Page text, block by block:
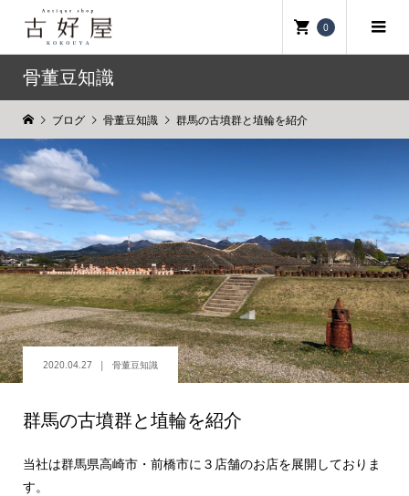
0
骨董豆知識
ブログ 骨董豆知識 群馬の古墳群と埴輪を紹介
2020.04.27 骨董豆知識
群馬の古墳群と埴輪を紹介
当社は群馬県高崎市・前橋市に３店舗のお店を展開しておりま
す。